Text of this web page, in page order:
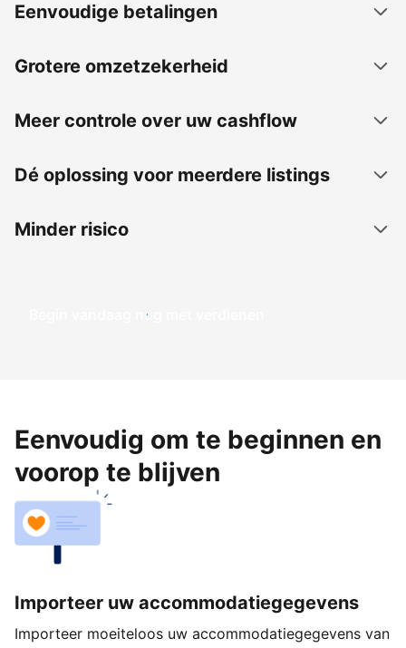
Eenvoudige betalingen
Grotere omzetzekerheid
Meer controle over uw cashflow
Dé oplossing voor meerdere listings
Minder risico
Begin vandaag nog met verdienen
Eenvoudig om te beginnen en
voorop te blijven
Importeer uw accommodatiegegevens
Importeer moeiteloos uw accommodatiegegevens van